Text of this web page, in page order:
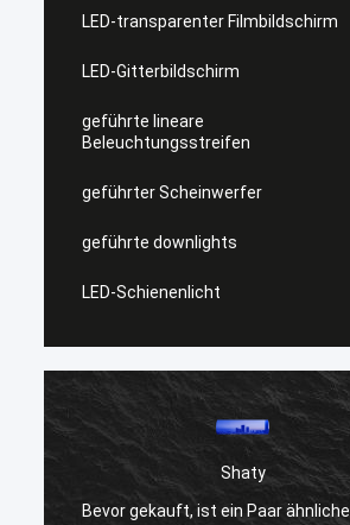
LED-transparenter Filmbildschirm
LED-Gitterbildschirm
geführte lineare
Beleuchtungsstreifen
geführter Scheinwerfer
geführte downlights
LED-Schienenlicht
Shaty
Bevor gekauft, ist ein Paar ähnliche